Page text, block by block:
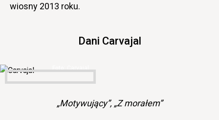
wiosny 2013 roku.
Dani Carvajal
Carvajal
„Motywujący”, „Z morałem”